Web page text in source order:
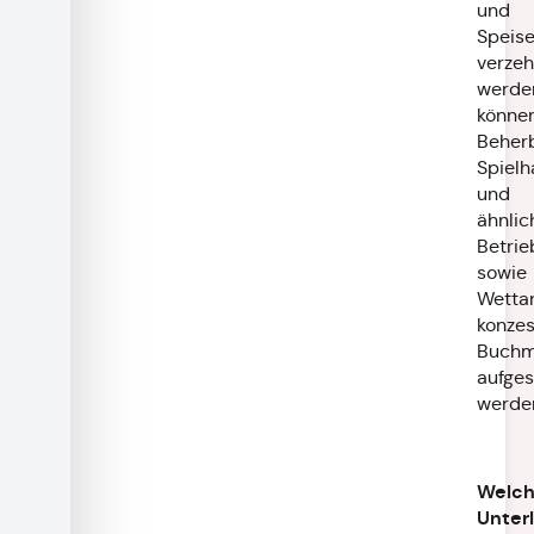
und
und
sowie